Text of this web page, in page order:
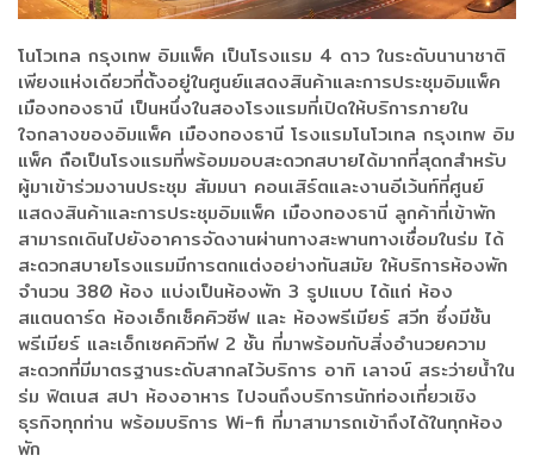
โนโวเทล กรุงเทพ อิมแพ็ค เป็นโรงแรม 4 ดาว ในระดับนานาชาติ
เพียงแห่งเดียวที่ตั้งอยู่ในศูนย์แสดงสินค้าและการประชุมอิมแพ็ค
เมืองทองธานี เป็นหนึ่งในสองโรงแรมที่เปิดให้บริการภายใน
ใจกลางของอิมแพ็ค เมืองทองธานี โรงแรมโนโวเทล กรุงเทพ อิม
แพ็ค ถือเป็นโรงแรมที่พร้อมมอบสะดวกสบายได้มากที่สุดกสำหรับ
ผู้มาเข้าร่วมงานประชุม สัมมนา คอนเสิร์ตและงานอีเว้นท์ที่ศูนย์
แสดงสินค้าและการประชุมอิมแพ็ค เมืองทองธานี ลูกค้าที่เข้าพัก
สามารถเดินไปยังอาคารจัดงานผ่านทางสะพานทางเชื่อมในร่ม ได้
สะดวกสบายโรงแรมมีการตกแต่งอย่างทันสมัย ให้บริการห้องพัก
จำนวน 380 ห้อง แบ่งเป็นห้องพัก 3 รูปแบบ ได้แก่ ห้อง
สแตนดาร์ด ห้องเอ็กเซ็คคิวซีฟ และ ห้องพรีเมียร์ สวีท ซึ่งมีชั้น
พรีเมียร์ และเอ็กเซคคิวทีฟ 2 ชั้น ที่มาพร้อมกับสิ่งอำนวยความ
สะดวกที่มีมาตรฐานระดับสากลไว้บริการ อาทิ เลาจน์ สระว่ายน้ำใน
ร่ม ฟิตเนส สปา ห้องอาหาร ไปจนถึงบริการนักท่องเที่ยวเชิง
ธุรกิจทุกท่าน พร้อมบริการ Wi-fi ที่มาสามารถเข้าถึงได้ในทุกห้อง
พัก